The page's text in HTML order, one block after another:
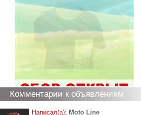
Комментарии к объявлениям
Написал(а): Moto Line